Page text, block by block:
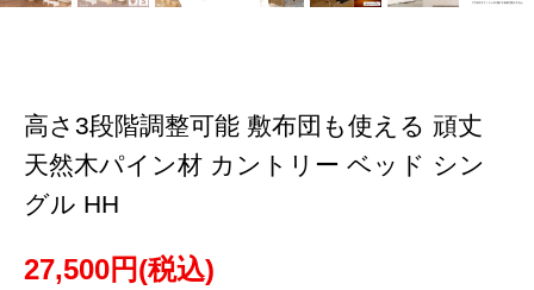
高さ3段階調整可能 敷布団も使える 頑丈
天然木パイン材 カントリー ベッド シン
グル HH
27,500円(税込)